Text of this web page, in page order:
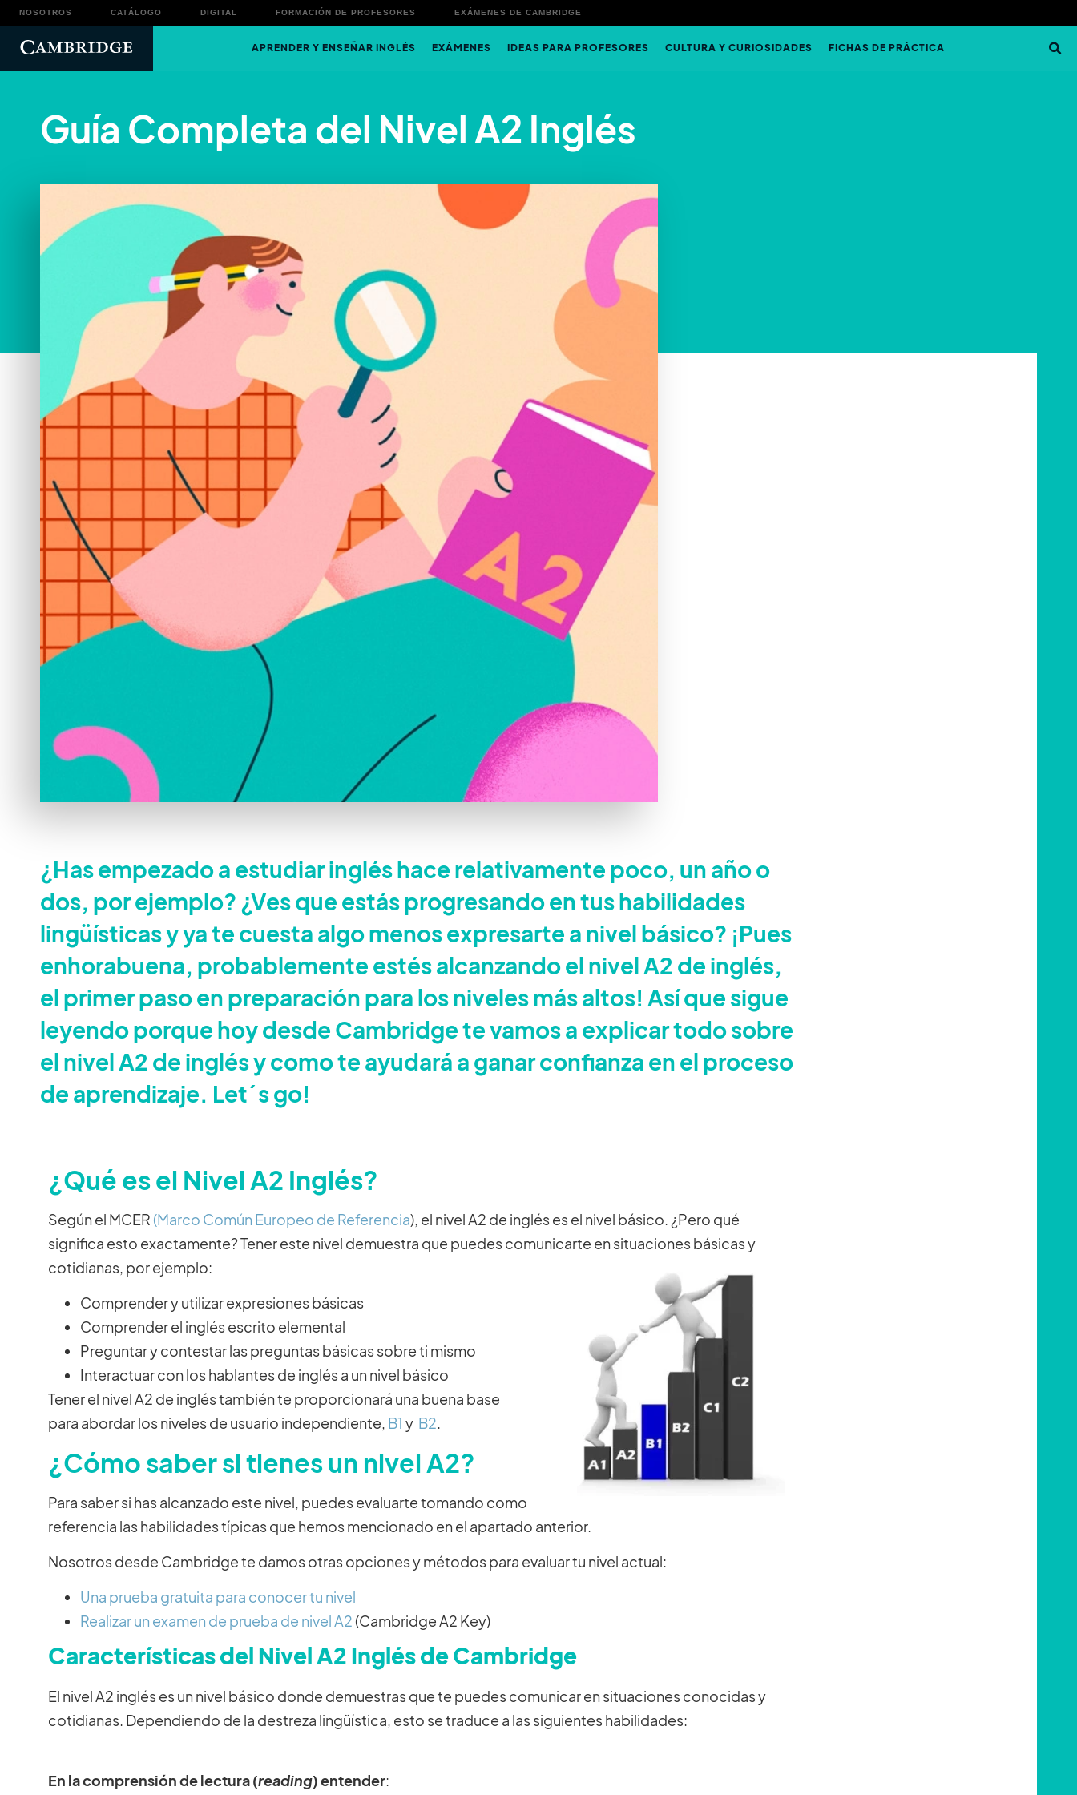
NOSOTROS CATÁLOGO DIGITAL FORMACIÓN DE PROFESORES EXÁMENES DE CAMBRIDGE
APRENDER Y ENSEÑAR INGLÉS EXÁMENES IDEAS PARA PROFESORES CULTURA Y CURIOSIDADES FICHAS DE PRÁCTICA
Guía Completa del Nivel A2 Inglés
¿Has empezado a estudiar inglés hace relativamente poco, un año o
dos, por ejemplo? ¿Ves que estás progresando en tus habilidades
lingüísticas y ya te cuesta algo menos expresarte a nivel básico? ¡Pues
enhorabuena, probablemente estés alcanzando el nivel A2 de inglés,
el primer paso en preparación para los niveles más altos! Así que sigue
leyendo porque hoy desde Cambridge te vamos a explicar todo sobre
el nivel A2 de inglés y como te ayudará a ganar confianza en el proceso
de aprendizaje. Let´s go!
¿Qué es el Nivel A2 Inglés?
Según el MCER (Marco Común Europeo de Referencia), el nivel A2 de inglés es el nivel básico. ¿Pero qué
significa esto exactamente? Tener este nivel demuestra que puedes comunicarte en situaciones básicas y
cotidianas, por ejemplo:
Comprender y utilizar expresiones básicas
Comprender el inglés escrito elemental
Preguntar y contestar las preguntas básicas sobre ti mismo
Interactuar con los hablantes de inglés a un nivel básico
Tener el nivel A2 de inglés también te proporcionará una buena base
para abordar los niveles de usuario independiente, B1 y B2.
¿Cómo saber si tienes un nivel A2?
Para saber si has alcanzado este nivel, puedes evaluarte tomando como
referencia las habilidades típicas que hemos mencionado en el apartado anterior.
Nosotros desde Cambridge te damos otras opciones y métodos para evaluar tu nivel actual:
Una prueba gratuita para conocer tu nivel
Realizar un examen de prueba de nivel A2 (Cambridge A2 Key)
Características del Nivel A2 Inglés de Cambridge
El nivel A2 inglés es un nivel básico donde demuestras que te puedes comunicar en situaciones conocidas y
cotidianas. Dependiendo de la destreza lingüística, esto se traduce a las siguientes habilidades:
En la comprensión de lectura (reading) entender: